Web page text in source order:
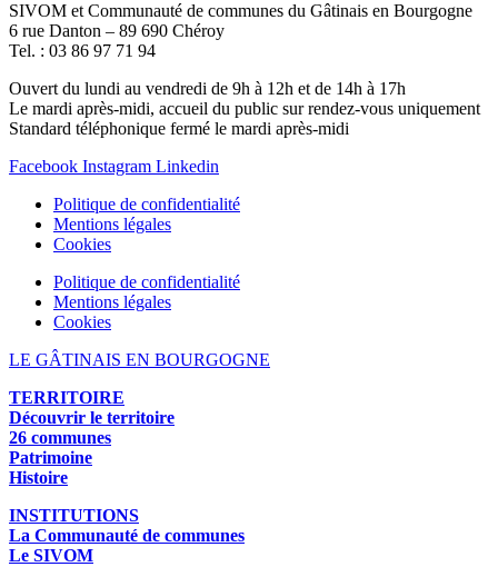
SIVOM et Communauté de communes du Gâtinais en Bourgogne
6 rue Danton – 89 690 Chéroy
Tel. : 03 86 97 71 94
Ouvert du lundi au vendredi de 9h à 12h et de 14h à 17h
Le mardi après-midi, accueil du public sur rendez-vous uniquement
Standard téléphonique fermé le mardi après-midi
Facebook Instagram Linkedin
Politique de confidentialité
Mentions légales
Cookies
Politique de confidentialité
Mentions légales
Cookies
LE GÂTINAIS EN BOURGOGNE
TERRITOIRE
Découvrir le territoire
26 communes
Patrimoine
Histoire
INSTITUTIONS
La Communauté de communes
Le SIVOM